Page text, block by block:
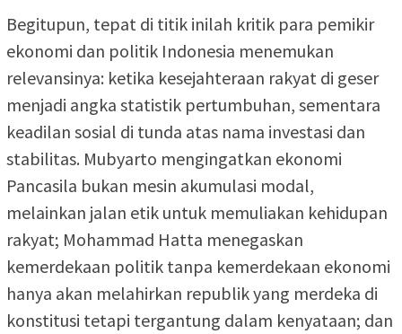
Begitupun, tepat di titik inilah kritik para pemikir
ekonomi dan politik Indonesia menemukan
relevansinya: ketika kesejahteraan rakyat di geser
menjadi angka statistik pertumbuhan, sementara
keadilan sosial di tunda atas nama investasi dan
stabilitas. Mubyarto mengingatkan ekonomi
Pancasila bukan mesin akumulasi modal,
melainkan jalan etik untuk memuliakan kehidupan
rakyat; Mohammad Hatta menegaskan
kemerdekaan politik tanpa kemerdekaan ekonomi
hanya akan melahirkan republik yang merdeka di
konstitusi tetapi tergantung dalam kenyataan; dan